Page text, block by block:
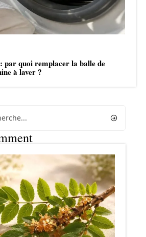
par quoi remplacer la balle de
à laver ?